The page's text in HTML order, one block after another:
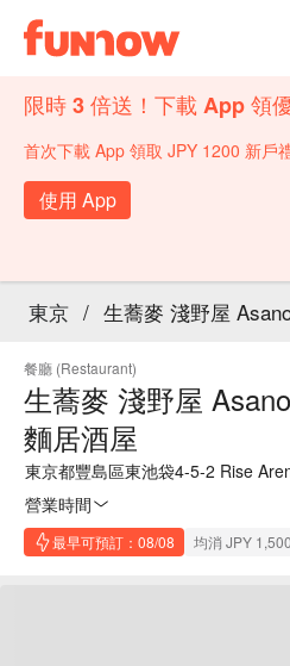
限時 3 倍送！下載 App 領
首次下載 App 領取 JPY 1200 新戶
使用 App
東京 / 生蕎麥 淺野屋
餐廳 (Restaurant)
生蕎麥 淺野屋
麵居酒屋
東京都豐島區東池袋4-5-2 Rise
營業時間
最早可預訂：08/08 均消 JPY 1,500